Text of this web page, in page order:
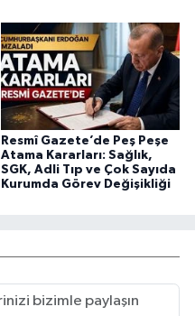
Resmî Gazete’de Peş Peşe
Atama Kararları: Sağlık,
SGK, Adli Tıp ve Çok Sayıda
Kurumda Görev Değişikliği